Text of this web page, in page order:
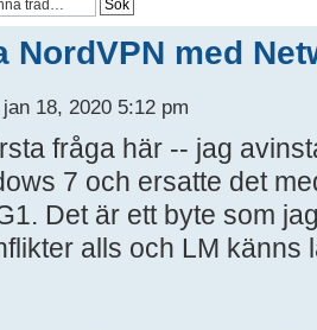
NordVPN med
18, 2020 5:12 pm
fråga här -- jag
7 och ersatte det
Det är ett byte som
alls och LM känns